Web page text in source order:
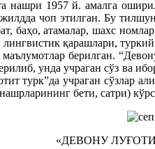
нашри 1957 й. амалга
чоп этилган. Бу
баҳо, атамалар, шахс
қарашлари,
берилган.
унда учраган сўз ва
турк”да учраган сўзлар
бети, сатри)
«ДЕВОНУ